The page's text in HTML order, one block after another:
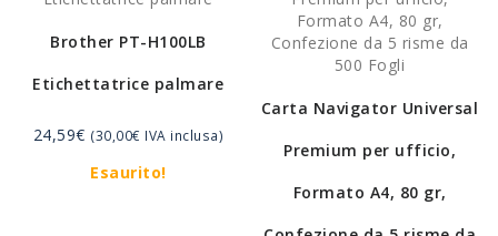
Brother PT-H100LB
Etichettatrice palmare
24,59€ (30,00€ IVA inclusa)
Esaurito!
Carta Navigator Universal
Premium per ufficio,
Formato A4, 80 gr,